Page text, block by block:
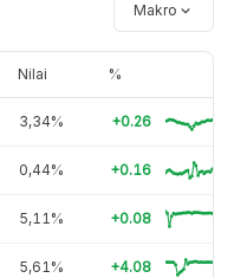
Makro
Nilai %
3,34% +0.26
0,44% +0.16
5,11% +0.08
5,61% +4.08